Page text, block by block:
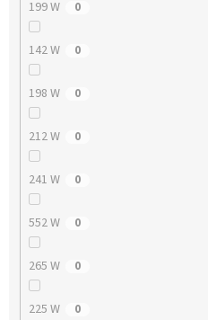
199 W 0
142 W 0
198 W 0
212 W 0
241 W 0
552 W 0
265 W 0
225 W 0